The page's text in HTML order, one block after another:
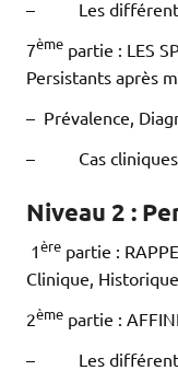
– Les différents
7ème partie : LES
Persistants après
– Prévalence,
– Cas cliniques
Niveau 2 :
1ère partie :
Clinique, Historique
2ème partie :
– Les différents